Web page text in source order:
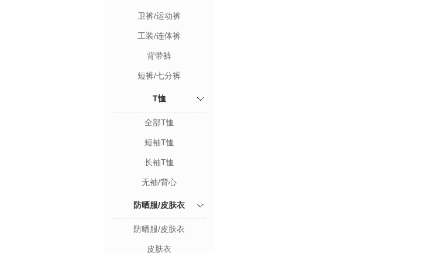
卫裤/运动裤
工装/连体裤
背带裤
短裤/七分裤
T恤
全部T恤
短袖T恤
长袖T恤
无袖/背心
防晒服/皮肤衣
防晒服/皮肤衣
皮肤衣